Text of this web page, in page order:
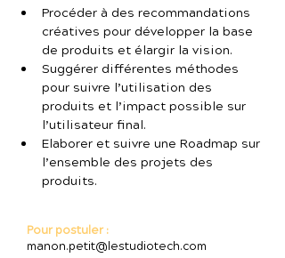
Procéder à des recommandations
créatives pour développer la base
de produits et élargir la vision.
Suggérer différentes méthodes
pour suivre l’utilisation des
produits et l’impact possible sur
l’utilisateur final.
Elaborer et suivre une Roadmap sur
l’ensemble des projets des
produits.
Pour postuler :
manon.petit@lestudiotech.com